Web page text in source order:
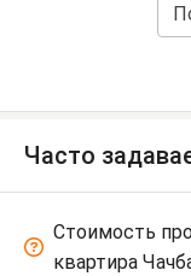
Часто
Стоимость
квартира